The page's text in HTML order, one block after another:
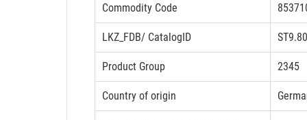
Commodity Code
LKZ_FDB/ CatalogID ST9.80
Product Group 2345
Country of origin